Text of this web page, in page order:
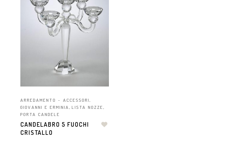
ARREDAMENTO - ACCESSORI
GIOVANNI E ERMINIA
LISTA NOZZE
PORTA CANDELE
CANDELABRO 5 FUOCHI
CRISTALLO